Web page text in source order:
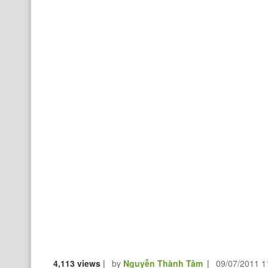
4,113 views | by Nguyễn Thành Tâm | 09/07/2011